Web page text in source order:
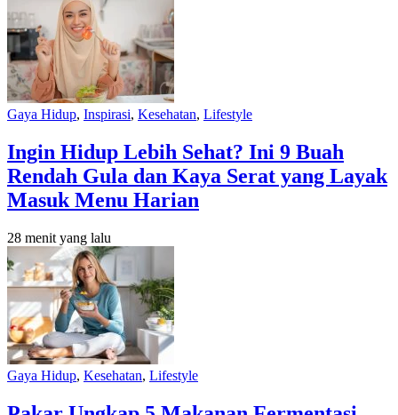
Gaya Hidup, Inspirasi, Kesehatan, Lifestyle
Ingin Hidup Lebih Sehat? Ini 9 Buah
Rendah Gula dan Kaya Serat yang Layak
Masuk Menu Harian
28 menit yang lalu
Gaya Hidup, Kesehatan, Lifestyle